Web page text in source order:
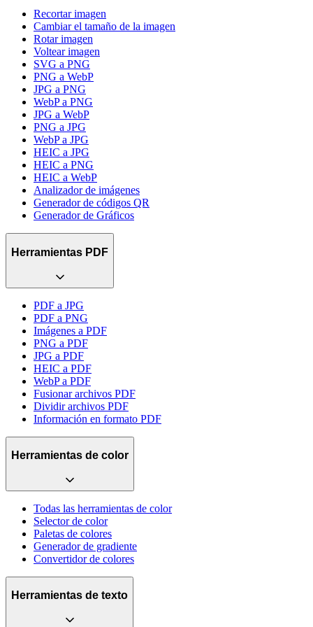
Recortar imagen
Cambiar el tamaño de la imagen
Rotar imagen
Voltear imagen
SVG a PNG
PNG a WebP
JPG a PNG
WebP a PNG
JPG a WebP
PNG a JPG
WebP a JPG
HEIC a JPG
HEIC a PNG
HEIC a WebP
Analizador de imágenes
Generador de códigos QR
Generador de Gráficos
Herramientas PDF
PDF a JPG
PDF a PNG
Imágenes a PDF
PNG a PDF
JPG a PDF
HEIC a PDF
WebP a PDF
Fusionar archivos PDF
Dividir archivos PDF
Información en formato PDF
Herramientas de color
Todas las herramientas de color
Selector de color
Paletas de colores
Generador de gradiente
Convertidor de colores
Herramientas de texto